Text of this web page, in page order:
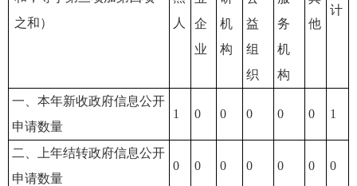
之和）
人
计
企
业
机
构
益
组
织
务
机
构
他
一、本年新收政府信息公开
申请数量
1 0 0 0 0 0 1
二、上年结转政府信息公开
申请数量
0 0 0 0 0 0 0